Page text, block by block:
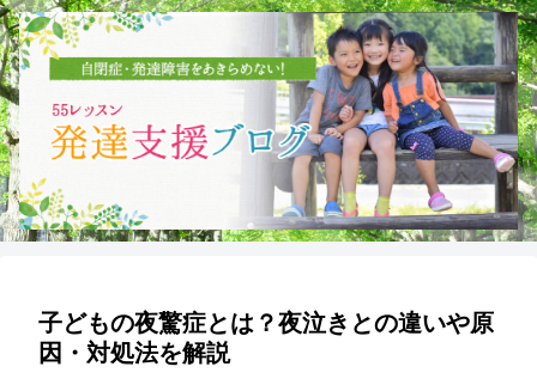
子どもの夜驚症とは？夜泣きとの違いや原
因・対処法を解説